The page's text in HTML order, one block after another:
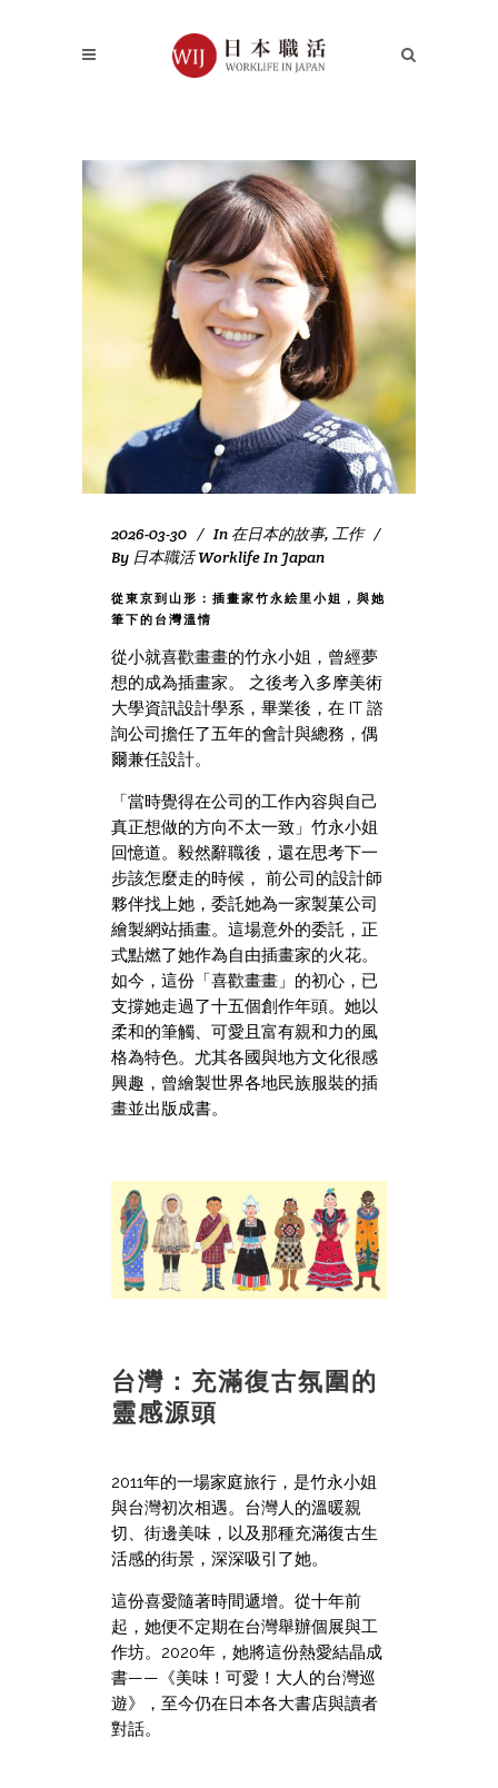
2026-03-30 In 在日本的故事, 工作
By 日本職活 Worklife In Japan
從東京到山形：插畫家竹永絵里小姐，與她
筆下的台灣溫情
從小就喜歡畫畫的竹永小姐，曾經夢
想的成為插畫家。 之後考入多摩美術
大學資訊設計學系，畢業後，在 IT 諮
詢公司擔任了五年的會計與總務，偶
爾兼任設計。
「當時覺得在公司的工作內容與自己
真正想做的方向不太一致」竹永小姐
回憶道。毅然辭職後，還在思考下一
步該怎麼走的時候， 前公司的設計師
夥伴找上她，委託她為一家製菓公司
繪製網站插畫。這場意外的委託，正
式點燃了她作為自由插畫家的火花。
如今，這份「喜歡畫畫」的初心，已
支撐她走過了十五個創作年頭。她以
柔和的筆觸、可愛且富有親和力的風
格為特色。尤其各國與地方文化很感
興趣，曾繪製世界各地民族服裝的插
畫並出版成書。
台灣：充滿復古氛圍的
靈感源頭
2011年的一場家庭旅行，是竹永小姐
與台灣初次相遇。台灣人的溫暖親
切、街邊美味，以及那種充滿復古生
活感的街景，深深吸引了她。
這份喜愛隨著時間遞增。從十年前
起，她便不定期在台灣舉辦個展與工
作坊。2020年，她將這份熱愛結晶成
書——《美味！可愛！大人的台灣巡
遊》，至今仍在日本各大書店與讀者
對話。